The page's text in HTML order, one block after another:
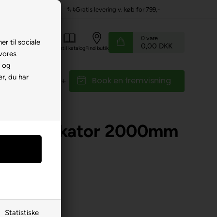
til sociale
og
du har
Statistiske
Service hos dig
Bestil katalogFind butik
0 vare
0,00 DKK
Reservedele Book en fremvisning
u. indikator 2000mm